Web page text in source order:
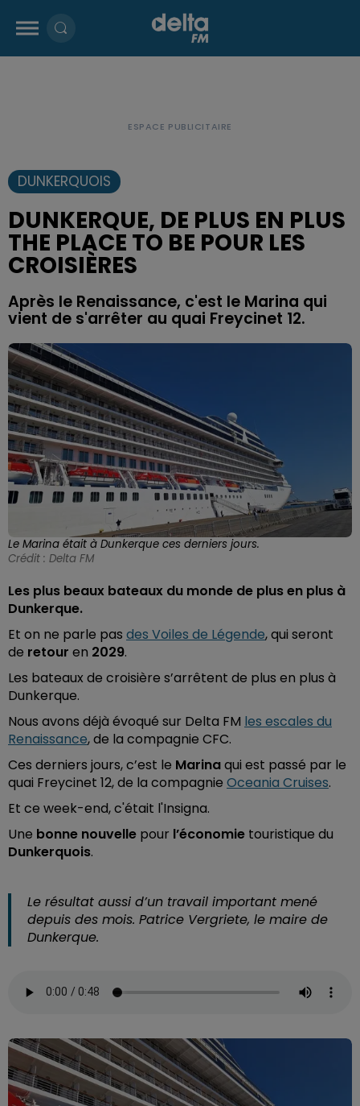
DUNKERQUOIS
DUNKERQUE, DE PLUS EN PLUS
THE PLACE TO BE POUR LES
CROISIÈRES
Après le Renaissance, c'est le Marina qui
vient de s'arrêter au quai Freycinet 12.
Le Marina était à Dunkerque ces derniers jours.
Crédit : Delta FM
Les plus beaux bateaux du monde de plus en plus à
Dunkerque.
Et on ne parle pas des Voiles de Légende, qui seront
de retour en 2029.
Les bateaux de croisière s’arrêtent de plus en plus à
Dunkerque.
Nous avons déjà évoqué sur Delta FM les escales du
Renaissance, de la compagnie CFC.
Ces derniers jours, c’est le Marinaqui est passé par le
quai Freycinet 12, de la compagnie Oceania Cruises.
Et ce week-end, c'était l'Insigna.
Une bonne nouvelle pour l’économie touristique du
Dunkerquois.
Le résultat aussi d’un travail important mené
depuis des mois. Patrice Vergriete, le maire de
Dunkerque.